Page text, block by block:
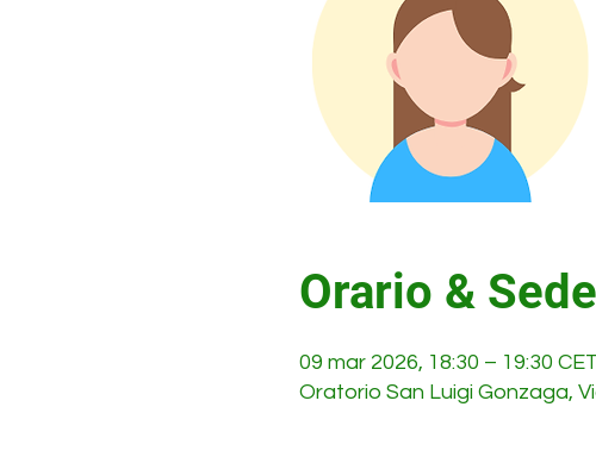
Orario & Sede
09 mar 2026, 18:30 – 19:30
Oratorio San Luigi Gonzaga,